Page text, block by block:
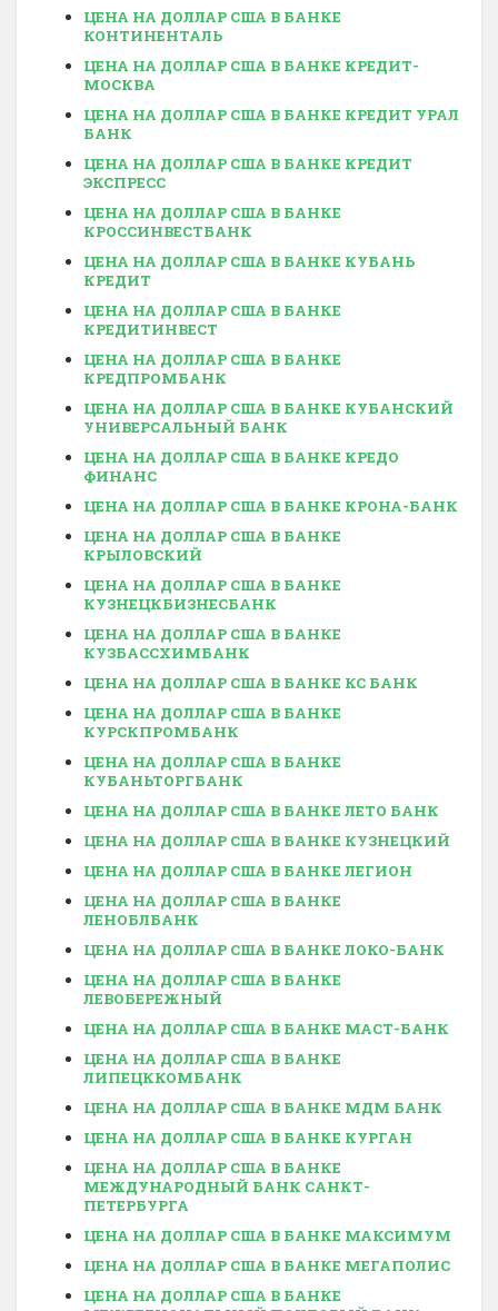
ЦЕНА НА ДОЛЛАР США В БАНКЕ
КОНТИНЕНТАЛЬ
ЦЕНА НА ДОЛЛАР США В БАНКЕ КРЕДИТ-
МОСКВА
ЦЕНА НА ДОЛЛАР США В БАНКЕ КРЕДИТ УРАЛ
БАНК
ЦЕНА НА ДОЛЛАР США В БАНКЕ КРЕДИТ
ЭКСПРЕСС
ЦЕНА НА ДОЛЛАР США В БАНКЕ
КРОССИНВЕСТБАНК
ЦЕНА НА ДОЛЛАР США В БАНКЕ КУБАНЬ
КРЕДИТ
ЦЕНА НА ДОЛЛАР США В БАНКЕ
КРЕДИТИНВЕСТ
ЦЕНА НА ДОЛЛАР США В БАНКЕ
КРЕДПРОМБАНК
ЦЕНА НА ДОЛЛАР США В БАНКЕ КУБАНСКИЙ
УНИВЕРСАЛЬНЫЙ БАНК
ЦЕНА НА ДОЛЛАР США В БАНКЕ КРЕДО
ФИНАНС
ЦЕНА НА ДОЛЛАР США В БАНКЕ КРОНА-БАНК
ЦЕНА НА ДОЛЛАР США В БАНКЕ
КРЫЛОВСКИЙ
ЦЕНА НА ДОЛЛАР США В БАНКЕ
КУЗНЕЦКБИЗНЕСБАНК
ЦЕНА НА ДОЛЛАР США В БАНКЕ
КУЗБАССХИМБАНК
ЦЕНА НА ДОЛЛАР США В БАНКЕ КС БАНК
ЦЕНА НА ДОЛЛАР США В БАНКЕ
КУРСКПРОМБАНК
ЦЕНА НА ДОЛЛАР США В БАНКЕ
КУБАНЬТОРГБАНК
ЦЕНА НА ДОЛЛАР США В БАНКЕ ЛЕТО БАНК
ЦЕНА НА ДОЛЛАР США В БАНКЕ КУЗНЕЦКИЙ
ЦЕНА НА ДОЛЛАР США В БАНКЕ ЛЕГИОН
ЦЕНА НА ДОЛЛАР США В БАНКЕ
ЛЕНОБЛБАНК
ЦЕНА НА ДОЛЛАР США В БАНКЕ ЛОКО-БАНК
ЦЕНА НА ДОЛЛАР США В БАНКЕ
ЛЕВОБЕРЕЖНЫЙ
ЦЕНА НА ДОЛЛАР США В БАНКЕ МАСТ-БАНК
ЦЕНА НА ДОЛЛАР США В БАНКЕ
ЛИПЕЦККОМБАНК
ЦЕНА НА ДОЛЛАР США В БАНКЕ МДМ БАНК
ЦЕНА НА ДОЛЛАР США В БАНКЕ КУРГАН
ЦЕНА НА ДОЛЛАР США В БАНКЕ
МЕЖДУНАРОДНЫЙ БАНК САНКТ-
ПЕТЕРБУРГА
ЦЕНА НА ДОЛЛАР США В БАНКЕ МАКСИМУМ
ЦЕНА НА ДОЛЛАР США В БАНКЕ МЕГАПОЛИС
ЦЕНА НА ДОЛЛАР США В БАНКЕ